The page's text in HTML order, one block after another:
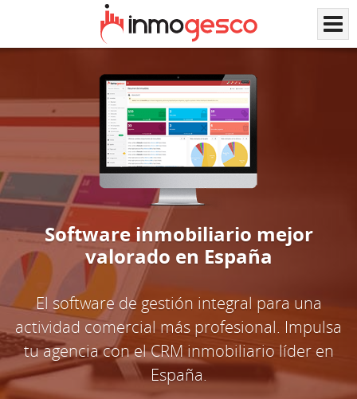
Software inmobiliario mejor
valorado en España
El software de gestión integral para una
actividad comercial más profesional. Impulsa
tu agencia con el CRM inmobiliario líder en
España.